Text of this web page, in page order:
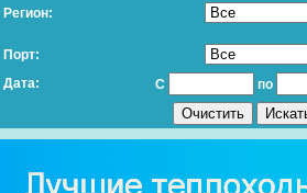
Регион:
Порт:
Дата:
С по